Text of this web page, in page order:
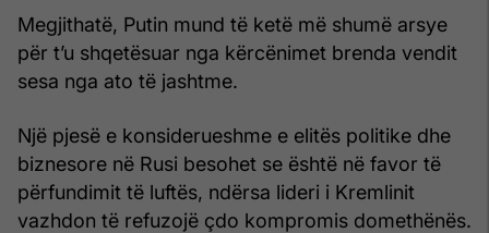
Megjithatë, Putin mund të ketë më shumë arsye
për t’u shqetësuar nga kërcënimet brenda vendit
sesa nga ato të jashtme.
Një pjesë e konsiderueshme e elitës politike dhe
biznesore në Rusi besohet se është në favor të
përfundimit të luftës, ndërsa lideri i Kremlinit
vazhdon të refuzojë çdo kompromis domethënës.